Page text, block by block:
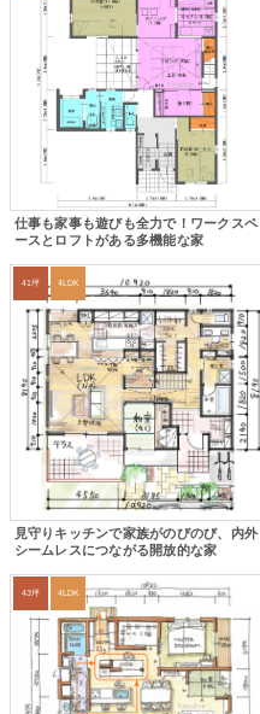
仕事も家事も遊びも全力で！ワークスペ
ースとロフトがある多機能な家
41坪 4LDK
見守りキッチンで家族がのびのび、内外
シームレスにつながる開放的な家
43坪 4LDK